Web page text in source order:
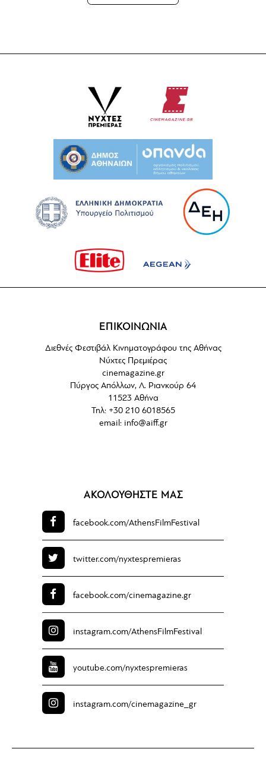
ΕΠΙΚΟΙΝΩΝΙΑ
Διεθνές Φεστιβάλ Κινηματογράφου της Αθήνας
Νύχτες Πρεμιέρας
cinemagazine.gr
Πύργος Απόλλων, Λ. Ριανκούρ 64
11523 Αθήνα
Τηλ: +30 210 6018565
email: info@aiff.gr
ΑΚΟΛΟΥΘΗΣΤΕ ΜΑΣ
facebook.com/AthensFilmFestival
twitter.com/nyxtespremieras
facebook.com/cinemagazine.gr
instagram.com/AthensFilmFestival
youtube.com/nyxtespremieras
instagram.com/cinemagazine_gr